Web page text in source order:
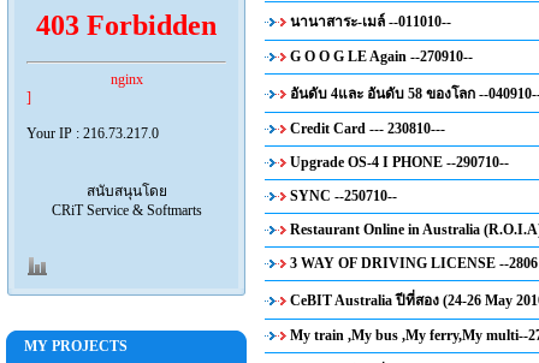
403 Forbidden
nginx
]
Your IP : 216.73.217.0
สนับสนุนโดย
CRiT Service & Softmarts
MY PROJECTS
นานาสาระ-เมล์ --011010--
G O O G LE Again --270910--
อันดับ 4และ อันดับ 58 ของโลก --
Credit Card --- 230810---
Upgrade OS-4 I PHONE --290710--
SYNC --250710--
Restaurant Online in Australia
3 WAY OF DRIVING LICENSE --
CeBIT Australia ปีที่สอง (24-26 May
My train ,My bus ,My ferry,My multi--